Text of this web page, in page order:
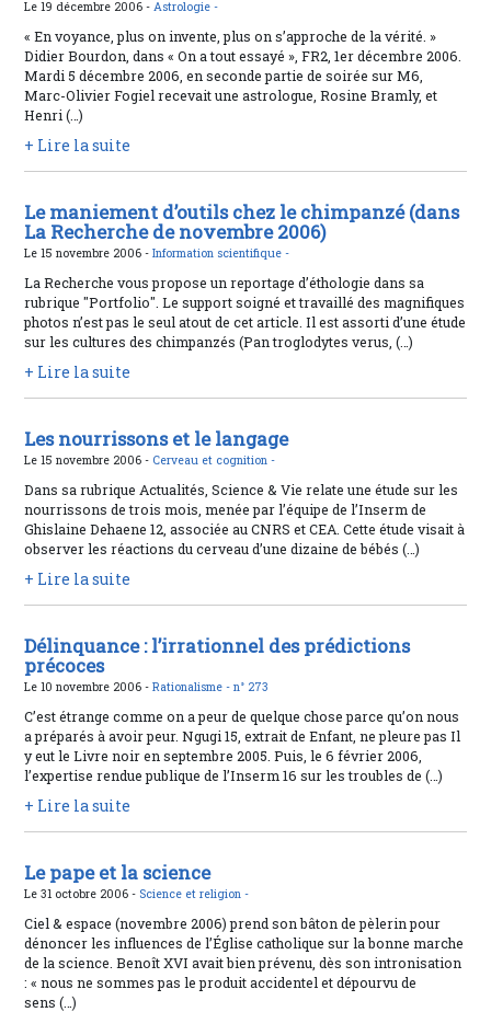
Le 19 décembre 2006 - Astrologie -
« En voyance, plus on invente, plus on s’approche de la vérité. »
Didier Bourdon, dans « On a tout essayé », FR2, 1er décembre 2006.
Mardi 5 décembre 2006, en seconde partie de soirée sur M6,
Marc-Olivier Fogiel recevait une astrologue, Rosine Bramly, et
Henri (…)
+ Lire la suite
Le maniement d’outils chez le chimpanzé (dans
La Recherche de novembre 2006)
Le 15 novembre 2006 -Information scientifique -
La Recherche vous propose un reportage d’éthologie dans sa
rubrique "Portfolio". Le support soigné et travaillé des magnifiques
photos n’est pas le seul atout de cet article. Il est assorti d’une étude
sur les cultures des chimpanzés (Pan troglodytes verus, (…)
+ Lire la suite
Les nourrissons et le langage
Le 15 novembre 2006 - Cerveau et cognition -
Dans sa rubrique Actualités, Science & Vie relate une étude sur les
nourrissons de trois mois, menée par l’équipe de l’Inserm de
Ghislaine Dehaene 12, associée au CNRS et CEA. Cette étude visait à
observer les réactions du cerveau d’une dizaine de bébés (…)
+ Lire la suite
Délinquance : l’irrationnel des prédictions
précoces
Le 10 novembre 2006 -Rationalisme -n° 273
C’est étrange comme on a peur de quelque chose parce qu’on nous
a préparés à avoir peur. Ngugi 15, extrait de Enfant, ne pleure pas Il
y eut le Livre noir en septembre 2005. Puis, le 6 février 2006,
l’expertise rendue publique de l’Inserm 16 sur les troubles de (…)
+ Lire la suite
Le pape et la science
Le 31 octobre 2006 - Science et religion -
Ciel & espace (novembre 2006) prend son bâton de pèlerin pour
dénoncer les influences de l’Église catholique sur la bonne marche
de la science. Benoît XVI avait bien prévenu, dès son intronisation
: « nous ne sommes pas le produit accidentel et dépourvu de
sens (…)